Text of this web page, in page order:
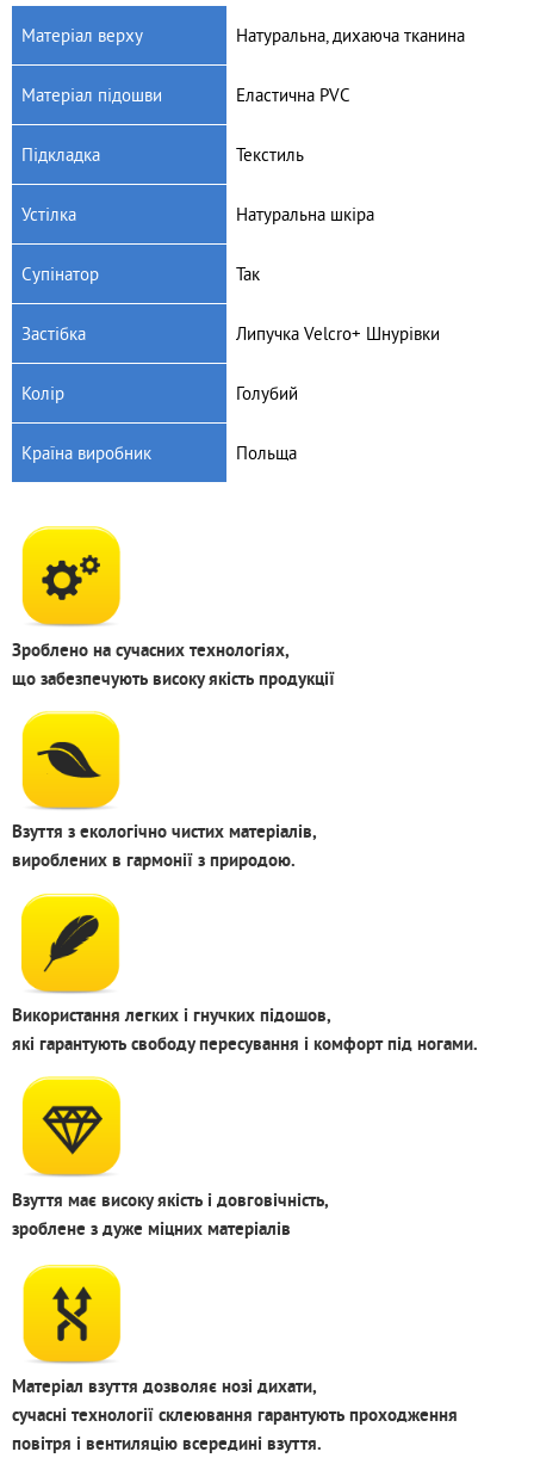
Befado Tim 351X002
625грн.
Befado Maxi 907P121
Матеріал верху Натуральна, дихаюча тканина
Матеріал підошви Еластична PVC
Підкладка Текстиль
Устілка Натуральна шкіра
Супінатор Так
Застібка Липучка Velcro+ Шнурівки
Колір Голубий
Країна виробник Польща
Зроблено на сучасних технологіях,
що забезпечують високу якість продукції
Взуття з екологічно чистих матеріалів,
вироблених в гармонії з природою.
Використання легких і гнучких підошов,
які гарантують свободу пересування і комфорт під ногами.
Взуття має високу якість і довговічність,
зроблене з дуже міцних матеріалів
Матеріал взуття дозволяє нозі дихати,
сучасні технології склеювання гарантують проходження
повітря і вентиляцію всередині взуття.